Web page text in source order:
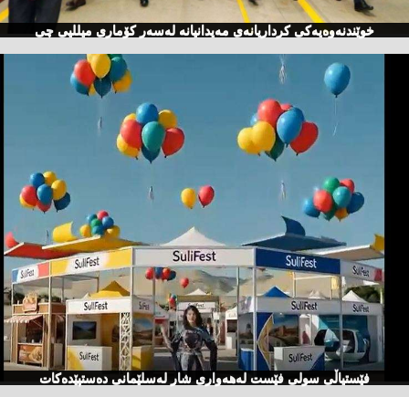
خوێندنەوەیەكی كرداریانەی مەیدانیانە لەسەر كۆماری میللیی چی
فێستیاڵی سولی فێست لەهەواری شار لەسلێمانی دەستپێدەكات